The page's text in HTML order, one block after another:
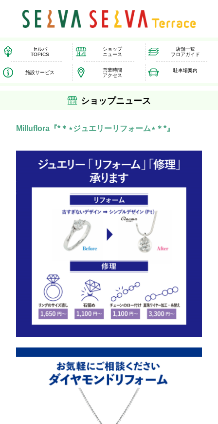
セルバ
TOPICS
ショップ
ニュース
店舗一覧
フロアガイド
施設サービス
営業時間
アクセス
駐車場案内
ショップニュース
Milluflora『*＊⋆ジュエリーリフォーム⋆＊*』